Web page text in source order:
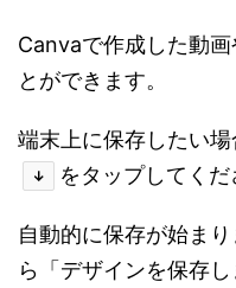
Canvaで作成した動
とができます。
端末上に保存したい
↓ をタップしてくだ
自動的に保存が始ま
ら「デザインを保存